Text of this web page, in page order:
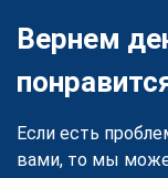
Вернем
Если есть
вами, то мы